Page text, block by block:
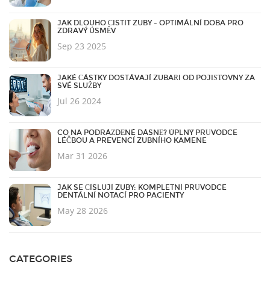
JAK DLOUHO ČISTIT ZUBY - OPTIMÁLNÍ DOBA PRO
ZDRAVÝ ÚSMĚV
Sep 23 2025
JAKÉ ČÁSTKY DOSTÁVAJÍ ZUBAŘI OD POJIŠŤOVNY ZA
SVÉ SLUŽBY
Jul 26 2024
CO NA PODRÁŽDĚNÉ DÁSNĚ? ÚPLNÝ PRŮVODCE
LÉČBOU A PREVENCÍ ZUBNÍHO KAMENE
Mar 31 2026
JAK SE ČÍSLUJÍ ZUBY: KOMPLETNÍ PRŮVODCE
DENTÁLNÍ NOTACÍ PRO PACIENTY
May 28 2026
CATEGORIES